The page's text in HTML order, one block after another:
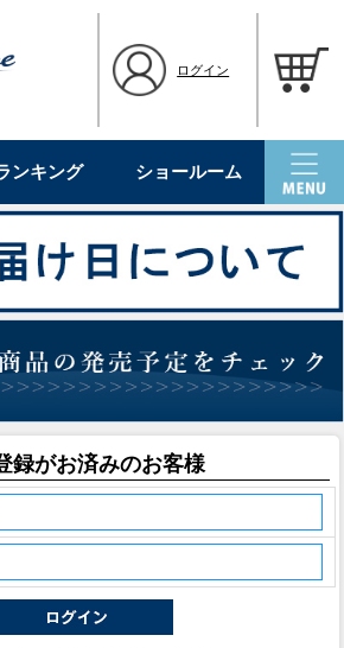
ログイン
ンキング ショールーム
録がお済みのお客様